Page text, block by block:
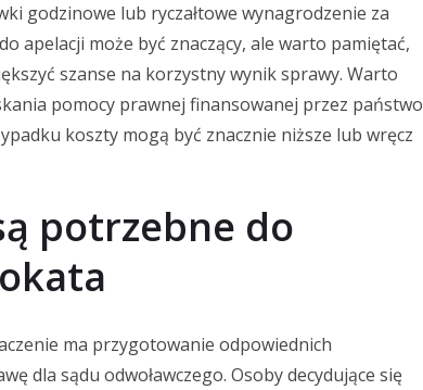
godzinowe lub ryczałtowe wynagrodzenie za
apelacji może być znaczący, ale warto pamiętać,
szanse na korzystny wynik sprawy. Warto
pomocy prawnej finansowanej przez państwo
koszty mogą być znacznie niższe lub wręcz
potrzebne do
ma przygotowanie odpowiednich
dla sądu odwoławczego. Osoby decydujące się